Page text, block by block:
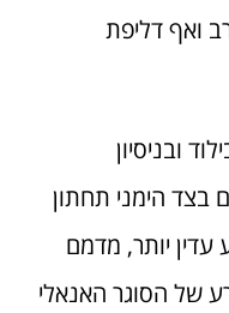
ואף דליפת
ובניסיון
בצד הימני תחתון
יותר, מדמם
של הסוגר האנאלי